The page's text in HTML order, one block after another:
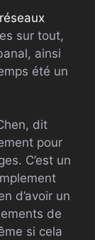
sur tout,
ainsi
été un
dit
pour
C’est un
d’avoir un
de
si cela